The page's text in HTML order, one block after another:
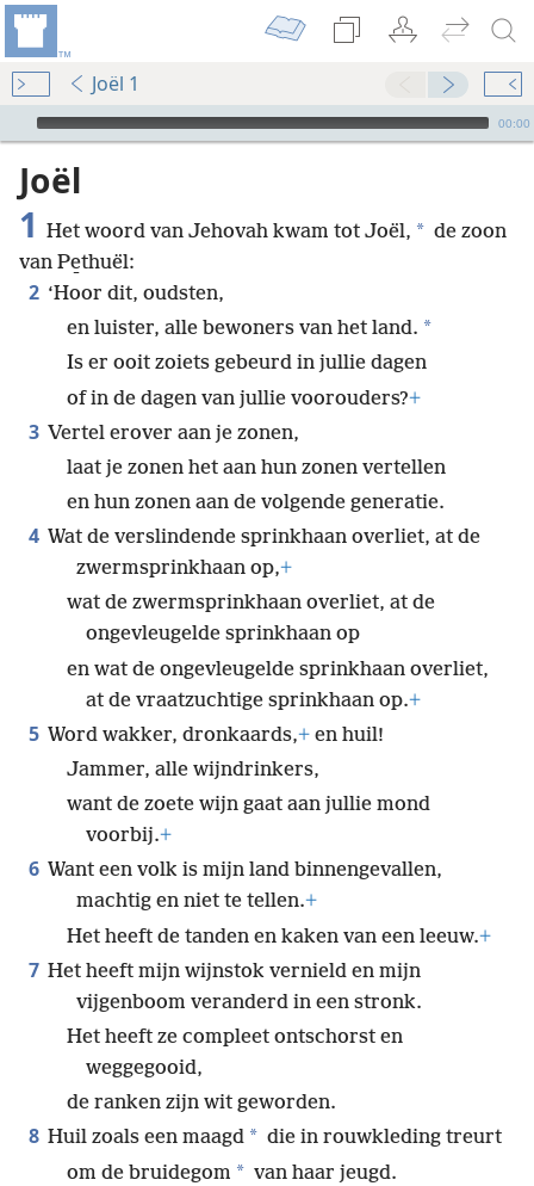
Joël 1
Audio Player
00:00
Joël
1 Het woord van Jehovah kwam tot Joël, * de zoon
van Pe̱thuël:
2 ‘Hoor dit, oudsten,
en luister, alle bewoners van het land. *
Is er ooit zoiets gebeurd in jullie dagen
of in de dagen van jullie voorouders?+
3 Vertel erover aan je zonen,
laat je zonen het aan hun zonen vertellen
en hun zonen aan de volgende generatie.
4 Wat de verslindende sprinkhaan overliet, at de
zwermsprinkhaan op,+
wat de zwermsprinkhaan overliet, at de
ongevleugelde sprinkhaan op
en wat de ongevleugelde sprinkhaan overliet,
at de vraatzuchtige sprinkhaan op.+
5 Word wakker, dronkaards,+ en huil!
Jammer, alle wijndrinkers,
want de zoete wijn gaat aan jullie mond
voorbij.+
6 Want een volk is mijn land binnengevallen,
machtig en niet te tellen.+
Het heeft de tanden en kaken van een leeuw.+
7 Het heeft mijn wijnstok vernield en mijn
vijgenboom veranderd in een stronk.
Het heeft ze compleet ontschorst en
weggegooid,
de ranken zijn wit geworden.
8 Huil zoals een maagd * die in rouwkleding treurt
om de bruidegom * van haar jeugd.